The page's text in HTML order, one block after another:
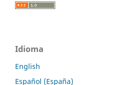
Idioma
English
Español (España)